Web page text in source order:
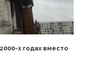
х годах вместо